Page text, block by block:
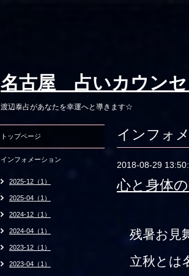
名古屋 占いカウンセ
渡辺泰占があなたを幸運へと導きます☆
インフォ
2018-08-29
心と身体
残暑お見
立秋とは
トップページ
インフォメーション
2025-12（1）
2025-04（1）
2024-12（1）
2024-04（1）
2023-12（1）
2023-04（1）